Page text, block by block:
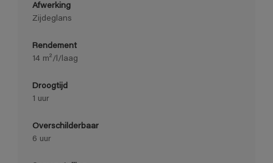
Afwerking
Zijdeglans
Rendement
14 m²/l/laag
Droogtijd
1 uur
Overschilderbaar
6 uur